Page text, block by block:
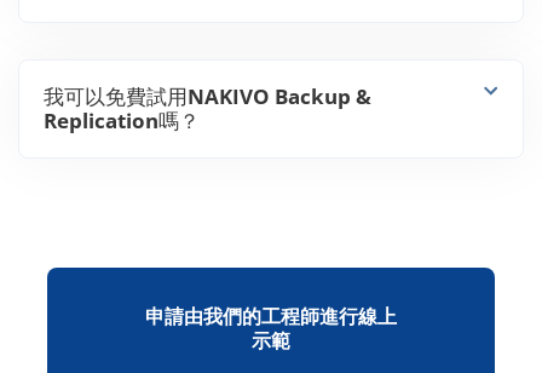
我可以免費試用NAKIVO Backup &
Replication嗎？
申請由我們的工程師進行線上
示範